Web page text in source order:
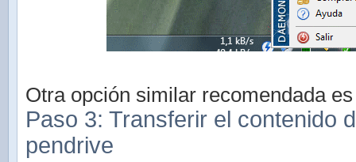
Otra opción similar recomendada
Paso 3: Transferir el contenido
pendrive